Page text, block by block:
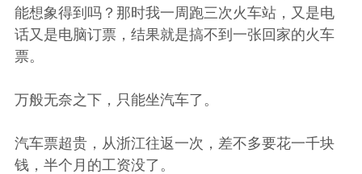
能想象得到吗？那时我一周跑三次火车站，又是电
话又是电脑订票，结果就是搞不到一张回家的火车
票。
万般无奈之下，只能坐汽车了。
汽车票超贵，从浙江往返一次，差不多要花一千块
钱，半个月的工资没了。